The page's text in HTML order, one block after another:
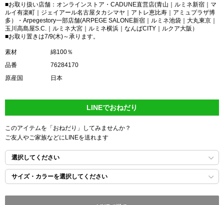
■お取り扱い店舗：オンラインストア・CADUNE直営店(青山｜ルミネ新宿｜マ
ルイ有楽町｜ジェイアール名古屋タカシマヤ｜アトレ恵比寿｜アミュプラザ博
多）・Arpegestory一部店舗(ARPEGE SALONE新宿｜ルミネ池袋｜大丸東京｜
玉川高島屋S.C.｜ルミネ大宮｜ルミネ横浜｜なんばCITY｜ルクア大阪）
■お取り置きは7/9(木)～承ります。
素材
綿100％
品番
76284170
原産国
日本
LINEでおねだり
このアイテムを「おねだり」してみませんか？
ご友人やご家族などにLINEを送れます
選択してください
サイズ・カラーを選択してください